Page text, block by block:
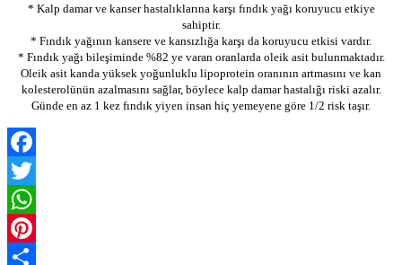
* Kalp damar ve kanser hastalıklarına karşı fındık yağı koruyucu etkiye
sahiptir.
* Fındık yağının kansere ve kansızlığa karşı da koruyucu etkisi vardır.
* Fındık yağı bileşiminde %82 ye varan oranlarda oleik asit bulunmaktadır.
Oleik asit kanda yüksek yoğunluklu lipoprotein oranının artmasını ve kan
kolesterolünün azalmasını sağlar, böylece kalp damar hastalığı riski azalır.
Günde en az 1 kez fındık yiyen insan hiç yemeyene göre 1/2 risk taşır.
Facebook
Twitter
WhatsApp
Pinterest